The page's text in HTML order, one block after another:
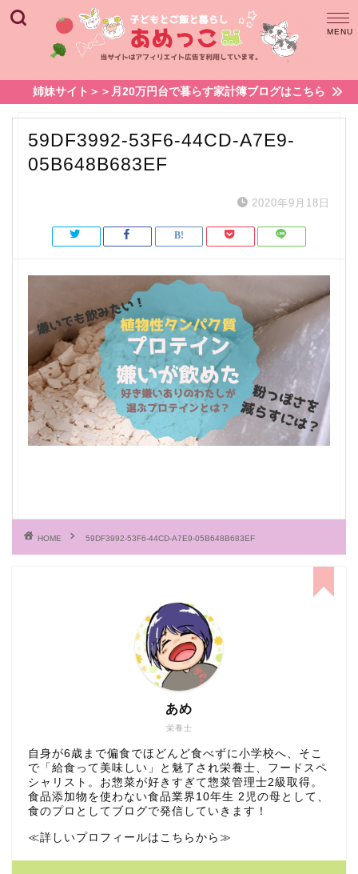
姉妹サイト＞＞月20万円台で暮らす家計簿ブログはこちら
59DF3992-53F6-44CD-A7E9-
05B648B683EF
2020年9月18日
HOME 59DF3992-53F6-44CD-A7E9-05B648B683EF
栄養士
あめ
自身が6歳まで偏食でほどんど食べずに小学校へ、そこ
で「給食って美味しい」と魅了され栄養士、フードスペ
シャリスト。お惣菜が好きすぎて惣菜管理士2級取得。
食品添加物を使わない食品業界10年生 2児の母として、
食のプロとしてブログで発信していきます！
≪詳しいプロフィールはこちらから≫